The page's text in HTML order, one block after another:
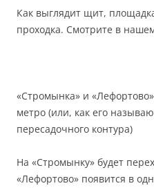
Как выглядит щит,
проходка. Смотрите в
«Стромынка» и
метро (или, как его
пересадочного контура)
На «Стромынку» будет
«Лефортово» появится в